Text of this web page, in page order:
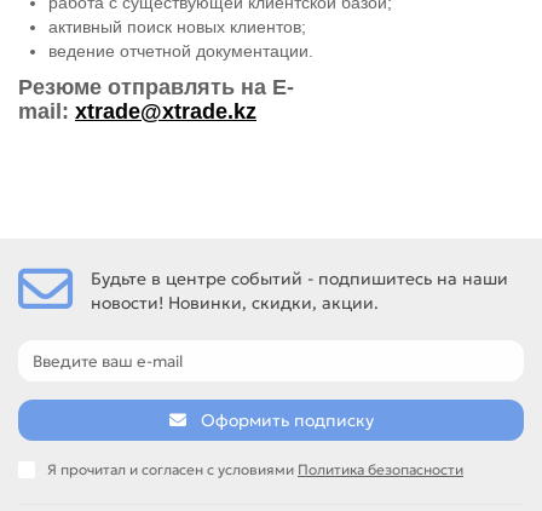
активный поиск новых клиентов;
ведение отчетной документации.
Резюме отправлять на E-
mail: xtrade@xtrade.kz
Будьте в центре событий - подпишитесь на наши
новости! Новинки, скидки, акции.
Оформить подписку
Я прочитал и согласен с условиями Политика безопасности